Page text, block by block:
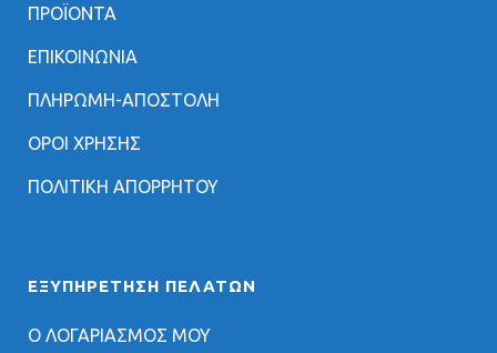
ΠΡΟΪΟΝΤΑ
ΕΠΙΚΟΙΝΩΝΙΑ
ΠΛΗΡΩΜΗ-ΑΠΟΣΤΟΛΗ
ΟΡΟΙ ΧΡΗΣΗΣ
ΠΟΛΙΤΙΚΗ ΑΠΟΡΡΗΤΟΥ
ΕΞΥΠΗΡΈΤΗΣΗ ΠΕΛΑΤΏΝ
Ο ΛΟΓΑΡΙΑΣΜΟΣ ΜΟΥ